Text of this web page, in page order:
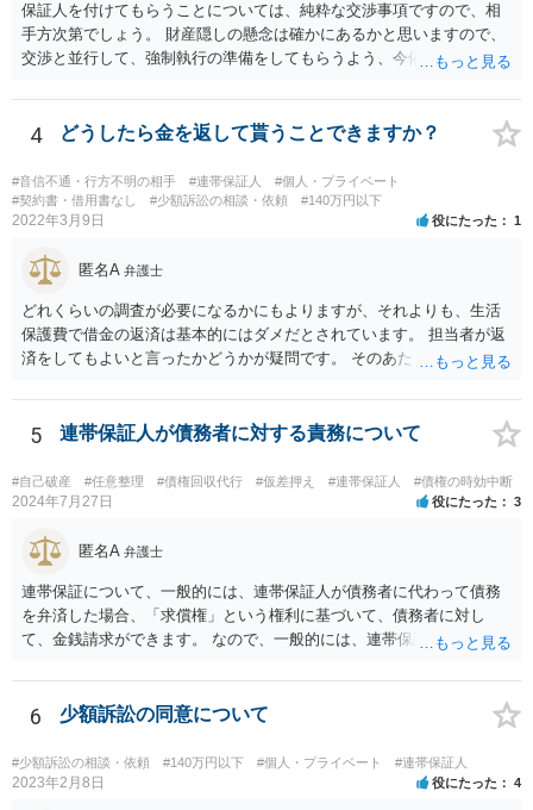
保証人を付けてもらうことについては、純粋な交渉事項ですので、相
手方次第でしょう。 財産隠しの懸念は確かにあるかと思いますので、
交渉と並行して、強制執行の準備をしてもらうよう、今依頼されてい
弁護士の探し方ですが、弁護士のウェブページなどがひとつの目安に
なります。 ただ、ウェブページの記載内容が確実というわけでもない
いてみるのがよいと思います。
4 どうしたら金を返して貰うことできますか？
#音信不通・行方不明の相手 #連帯保証人
#個人・プライベート
#契約書・借用書なし
#少額訴訟の相談・依頼 #140万円以下
2022年3月9日 役にたった 1
匿名A 弁護士
どれくらいの調査が必要になるかにもよりますが、それよりも、生活
保護費で借金の返済は基本的にはダメだとされています。 担当者が返
済をしてもよいと言ったかどうかが疑問です。 そのあたりは、ネット
しい記事が出てきますので、一度見てみてもいいかもしれません。
5 連帯保証人が債務者に対する責務について
#自己破産 #任意整理 #債権回収代行 #仮差押え #連帯保証人 #債権の時効中断
2024年7月27日 役にたった 3
匿名A 弁護士
連帯保証について、一般的には、連帯保証人が債務者に代わって債務
を弁済した場合、「求償権」という権利に基づいて、債務者に対し
て、金銭請求ができます。 なので、一般的には、連帯保証人が代わり
者が連帯債務者に支払わなければならない、ということになります。
ご質問の構成の違いを確認されたい意図は分かりかねますが、結論と
と思います。
6 少額訴訟の同意について
#少額訴訟の相談・依頼 #140万円以下 #個人・プライベート #連帯保証人
2023年2月8日 役にたった 4